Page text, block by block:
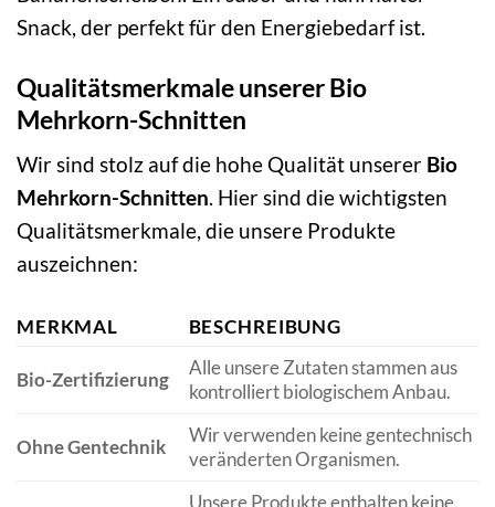
Snack, der perfekt für den Energiebedarf ist.
Qualitätsmerkmale unserer Bio
Mehrkorn-Schnitten
Wir sind stolz auf die hohe Qualität unserer Bio
Mehrkorn-Schnitten. Hier sind die wichtigsten
Qualitätsmerkmale, die unsere Produkte
auszeichnen:
MERKMAL BESCHREIBUNG
Bio-Zertifizierung
Alle unsere Zutaten stammen aus
kontrolliert biologischem Anbau.
Ohne Gentechnik
Wir verwenden keine gentechnisch
veränderten Organismen.
Unsere Produkte enthalten keine